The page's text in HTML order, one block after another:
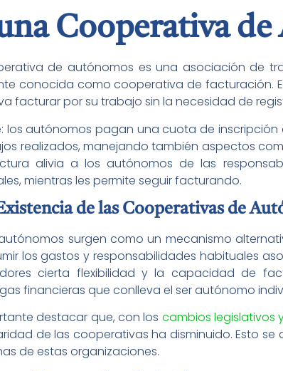
Cooperativa
de autónomos es una asociación de
conocida como cooperativa de facturación.
facturar por su trabajo sin la necesidad de
los autónomos pagan una cuota de
realizados, manejando también aspectos
alivia a los autónomos de las
mientras les permite seguir facturando.
de las Cooperativas de
surgen como un mecanismo
los gastos y responsabilidades habituales
cierta flexibilidad y la capacidad de
financieras que conlleva el ser autónomo
destacar que, con los cambios legislativos
de las cooperativas ha disminuido. Esto
de estas organizaciones.